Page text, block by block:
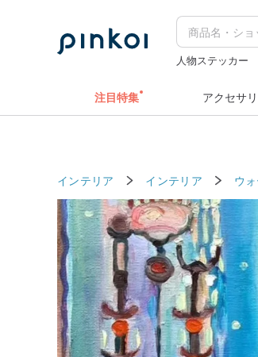
人物ステッカー
注目特集 アクセサ
インテリア インテリア ウ